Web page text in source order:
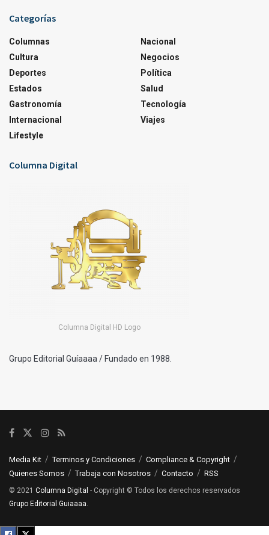
Categorías
Columnas
Cultura
Deportes
Estados
Gastronomía
Internacional
Lifestyle
Nacional
Negocios
Política
Salud
Tecnología
Viajes
Columna Digital
Columna Digital HD Logo
Grupo Editorial Guíaaaa / Fundado en 1988.
Media Kit Terminos y Condiciones
Compliance & Copyright
Quienes Somos
Trabaja con Nosotros Contacto RSS
© 2021 Columna Digital - Copyright © Todos los derechos reservados
Grupo Editorial Guiaaaa.